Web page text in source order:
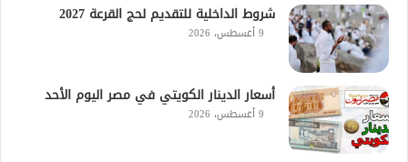
شروط الداخلية للتقديم لحج القرعة 2027
9 أغسطس، 2026
أسعار الدينار الكويتي في مصر اليوم الأحد
9 أغسطس، 2026